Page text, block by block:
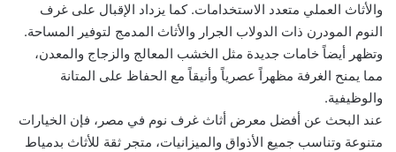
والأثاث العملي متعدد الاستخدامات. كما يزداد الإقبال على غرف
النوم المودرن ذات الدولاب الجرار والأثاث المدمج لتوفير المساحة.
وتظهر أيضاً خامات جديدة مثل الخشب المعالج والزجاج والمعدن،
مما يمنح الغرفة مظهراً عصرياً وأنيقاً مع الحفاظ على المتانة
والوظيفية.
عند البحث عن أفضل معرض أثاث غرف نوم في مصر، فإن الخيارات
متنوعة وتناسب جميع الأذواق والميزانيات، متجر ثقة للأثاث بدمياط